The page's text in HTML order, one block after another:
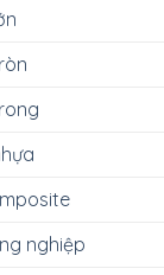
nghiệp